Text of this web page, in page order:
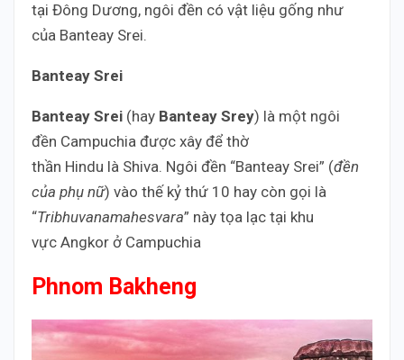
tại Đông Dương, ngôi đền có vật liệu gống như
của Banteay Srei.
Banteay Srei
Banteay Srei (hay Banteay Srey) là một ngôi
đền Campuchia được xây để thờ
thần Hindu là Shiva. Ngôi đền “Banteay Srei” (đền
của phụ nữ) vào thế kỷ thứ 10 hay còn gọi là
“Tribhuvanamahesvara” này tọa lạc tại khu
vực Angkor ở Campuchia
Phnom Bakheng